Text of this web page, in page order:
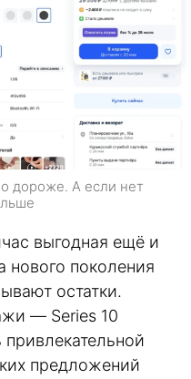
дороже. А если нет
выгодная ещё и
нового поколения
остатки.
— Series 10
предложений